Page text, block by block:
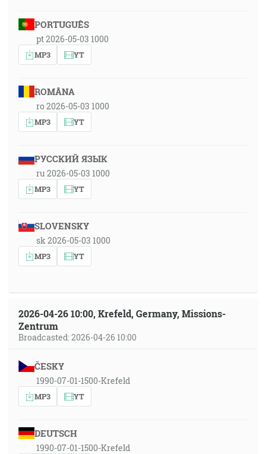
PORTUGUÊS
pt 2026-05-03 1000
MP3 YT
ROMÂNA
ro 2026-05-03 1000
MP3 YT
РУССКИЙ ЯЗЫК
ru 2026-05-03 1000
MP3 YT
SLOVENSKY
sk 2026-05-03 1000
MP3 YT
2026-04-26 10:00, Krefeld, Germany, Missions-
Zentrum
Broadcasted: 2026-04-26 10:00
ČESKY
1990-07-01-1500-Krefeld
MP3 YT
DEUTSCH
1990-07-01-1500-Krefeld